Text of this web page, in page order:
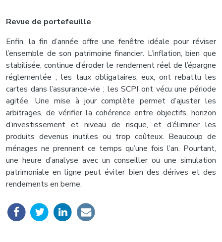
Revue de portefeuille
Enfin, la fin d’année offre une fenêtre idéale pour réviser
l’ensemble de son patrimoine financier. L’inflation, bien que
stabilisée, continue d’éroder le rendement réel de l’épargne
réglementée ; les taux obligataires, eux, ont rebattu les
cartes dans l’assurance-vie ; les SCPI ont vécu une période
agitée. Une mise à jour complète permet d’ajuster les
arbitrages, de vérifier la cohérence entre objectifs, horizon
d’investissement et niveau de risque, et d’éliminer les
produits devenus inutiles ou trop coûteux. Beaucoup de
ménages ne prennent ce temps qu’une fois l’an. Pourtant,
une heure d’analyse avec un conseiller ou une simulation
patrimoniale en ligne peut éviter bien des dérives et des
rendements en berne.